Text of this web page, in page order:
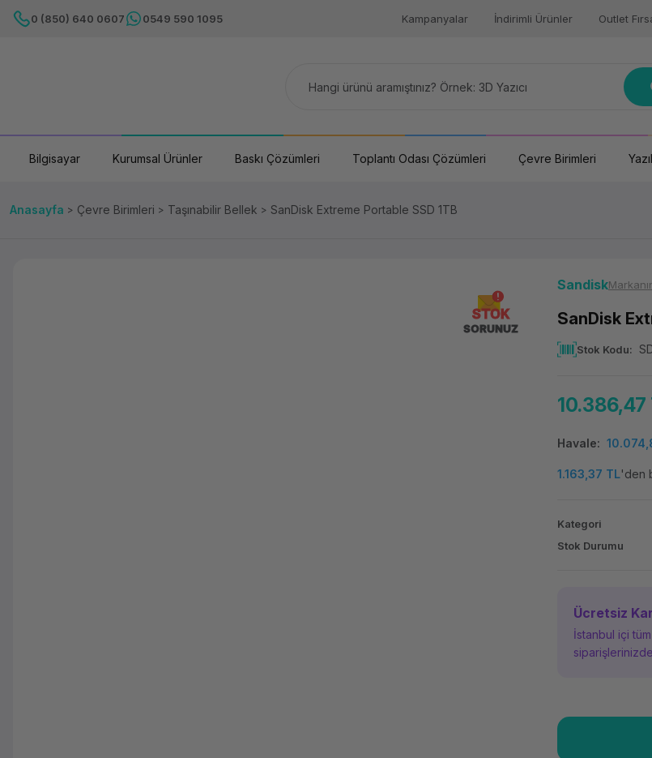
0 (850) 640 0607 0549 590 1095 Kampanyalar İndirimli Ürünler Outlet
Bilgisayar Kurumsal Ürünler Baskı Çözümleri Toplantı Odası Çözümleri Çevre Birimleri
Anasayfa Çevre Birimleri Taşınabilir Bellek SanDisk Extreme Portable SSD 1TB
STOK
SORUNUZ
Sandisk
SanDisk
Stok Kodu
10.386,47
Havale
1.163,37 TL'den
Kategori
Stok Durumu
Ücretsiz
İstanbul içi